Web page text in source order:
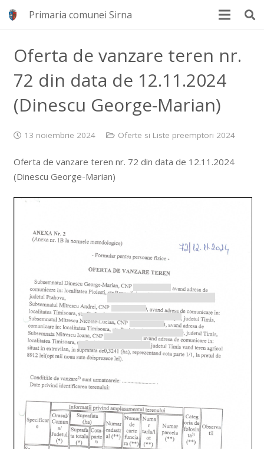
Primaria comunei Sirna
Oferta de vanzare teren nr.
72 din data de 12.11.2024
(Dinescu George-Marian)
13 noiembrie 2024 Oferte si Liste preemptori 2024
Oferta de vanzare teren nr. 72 din data de 12.11.2024
(Dinescu George-Marian)